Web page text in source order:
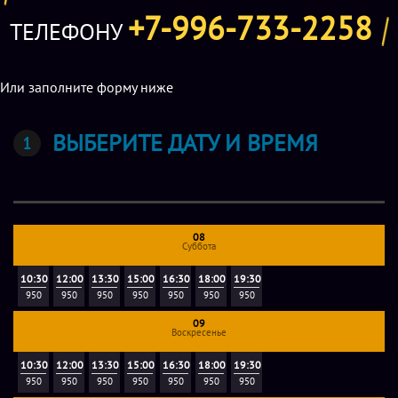
- множество различных увлекательных, веселых
настольных игр!
- кондиционер;
роллы и суши.
ТЕЛЕФОНУ+7-996-733-2258
Или заполните форму ниже
ВЫБЕРИТЕ ДАТУ И ВРЕМЯ
08
Суббота
10:30
950
12:00
950
13:30
950
15:00
950
16:30
950
18:00
950
19:30
950
09
Воскресенье
10:30
950
12:00
950
13:30
950
15:00
950
16:30
950
18:00
950
19:30
950